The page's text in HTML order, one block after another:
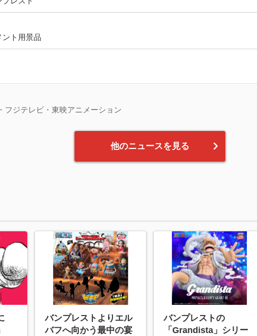
ント用景品
フジテレビ・東映アニメーション
他のニュースを見る
バンプレストよりエル
バフへ向かう最中の宴
バンプレストの
「Grandista」シリー